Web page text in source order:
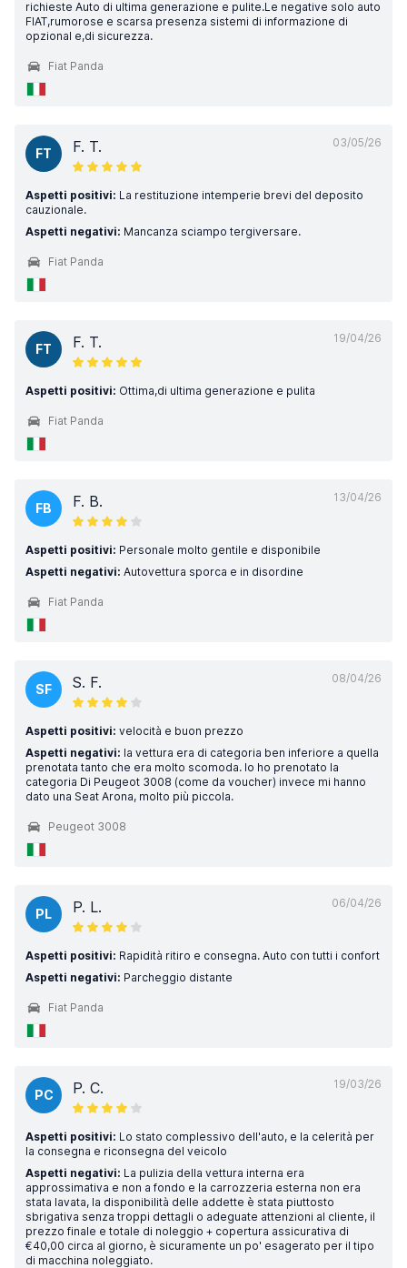
richieste Auto di ultima generazione e pulite.Le negative solo auto
FIAT,rumorose e scarsa presenza sistemi di informazione di
opzional e,di sicurezza.
Fiat Panda
03/05/26
FT F. T.
Aspetti positivi: La restituzione intemperie brevi del deposito
cauzionale.
Aspetti negativi: Mancanza sciampo tergiversare.
Fiat Panda
19/04/26
FT F. T.
Aspetti positivi: Ottima,di ultima generazione e pulita
Fiat Panda
13/04/26
FB F. B.
Aspetti positivi: Personale molto gentile e disponibile
Aspetti negativi: Autovettura sporca e in disordine
Fiat Panda
08/04/26
SF S. F.
Aspetti positivi: velocità e buon prezzo
Aspetti negativi: la vettura era di categoria ben inferiore a quella
prenotata tanto che era molto scomoda. Io ho prenotato la
categoria Di Peugeot 3008 (come da voucher) invece mi hanno
dato una Seat Arona, molto più piccola.
Peugeot 3008
06/04/26
PL P. L.
Aspetti positivi: Rapidità ritiro e consegna. Auto con tutti i confort
Aspetti negativi: Parcheggio distante
Fiat Panda
19/03/26
PC P. C.
Aspetti positivi: Lo stato complessivo dell'auto, e la celerità per
la consegna e riconsegna del veicolo
Aspetti negativi: La pulizia della vettura interna era
approssimativa e non a fondo e la carrozzeria esterna non era
stata lavata, la disponibilità delle addette è stata piuttosto
sbrigativa senza troppi dettagli o adeguate attenzioni al cliente, il
prezzo finale e totale di noleggio + copertura assicurativa di
€40,00 circa al giorno, è sicuramente un po' esagerato per il tipo
di macchina noleggiato.